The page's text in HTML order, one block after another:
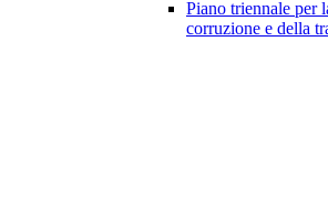
Piano triennale per
corruzione e della